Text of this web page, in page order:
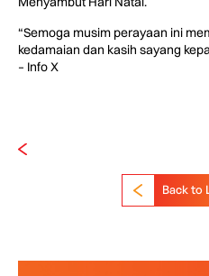
“Semoga musim perayaan ini
kedamaian dan kasih sayang
– Info X
Back to